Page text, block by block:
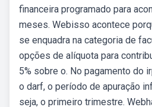
financeira programado para
meses. Webisso acontece
se enquadra na categoria de
opções de alíquota para
5% sobre o. No pagamento do
o darf, o período de apuração
seja, o primeiro trimestre.